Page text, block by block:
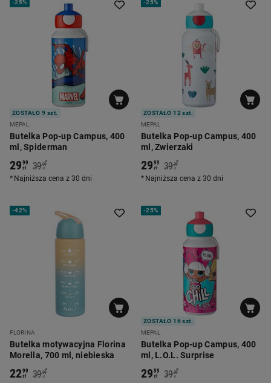
-25%
ZOSTAŁO 9 szt.
MEPAL
Butelka Pop-up Campus, 400
ml, Spiderman
2999
zł 39 99
zł
*
Najniższa cena z 30 dni
-25%
ZOSTAŁO 12 szt.
MEPAL
Butelka Pop-up Campus, 400
ml, Zwierzaki
2999
zł 39 99
zł
*
Najniższa cena z 30 dni
-42%
FLORINA
Butelka motywacyjna Florina
Morella, 700 ml, niebieska
2299
zł 39 99
zł
*
-25%
ZOSTAŁO 16 szt.
MEPAL
Butelka Pop-up Campus, 400
ml, L.O.L. Surprise
2999
zł 39 99
zł
*